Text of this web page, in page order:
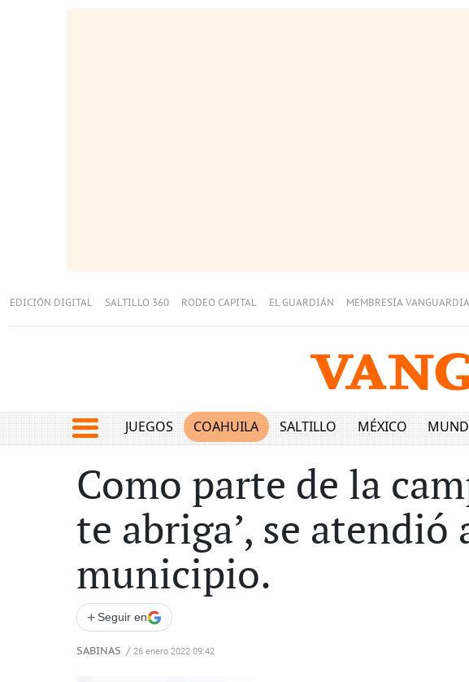
EDICIÓN DIGITAL SALTILLO 360 RODEO CAPITAL EL GUARDIÁN MEMBRESÍA VANGUARDIA
JUEGOS COAHUILA SALTILLO MÉXICO
Como parte de la
te abriga’, se
municipio.
+ Seguir en
SABINAS / 26 enero 2022 09:42